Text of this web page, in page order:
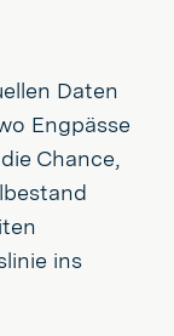
Daten
Engpässe
Chance,
ins